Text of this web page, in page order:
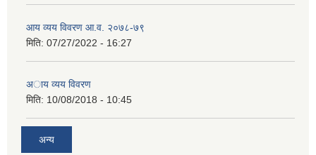
आय व्यय विवरण आ.व. २०७८-७९
मिति: 07/27/2022 - 16:27
अाय व्यय विवरण
मिति: 10/08/2018 - 10:45
अन्य